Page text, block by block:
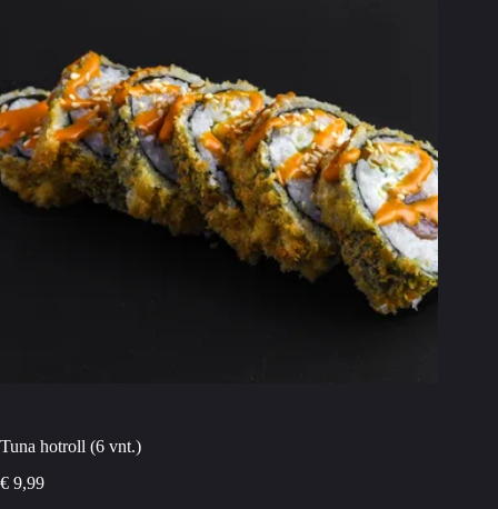
Tuna hotroll (6 vnt.)
€ 9,99